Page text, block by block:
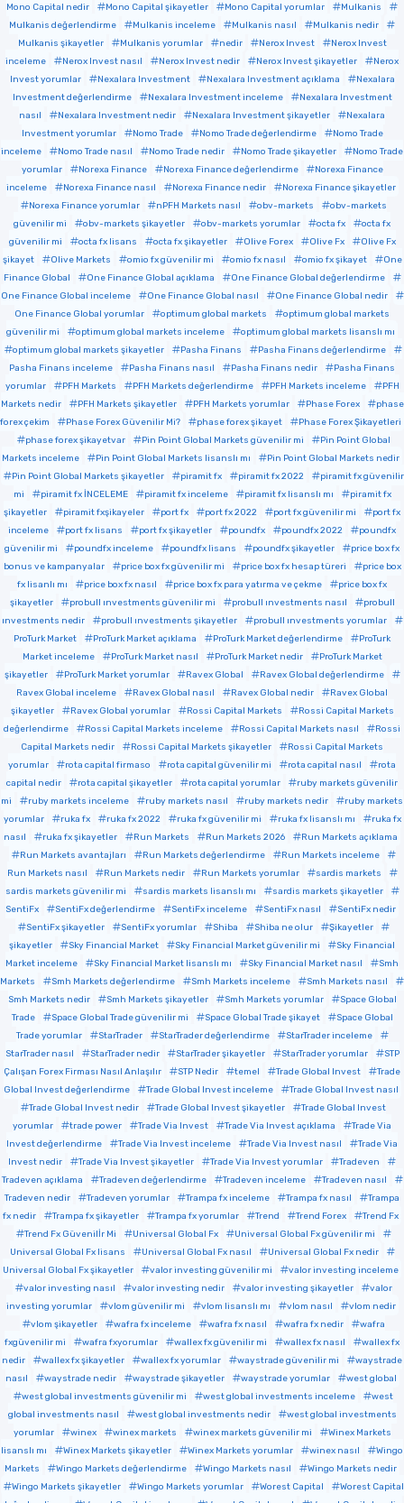
Mono Capital nedir
Mono Capital şikayetler Mono Capital yorumlar
Mulkanis
Mulkanis değerlendirme
Mulkanis inceleme Mulkanis nasıl
Mulkanis nedir
Mulkanis şikayetler
Mulkanis yorumlar nedir Nerox Invest
Nerox Invest
inceleme
Nerox Invest nasıl Nerox Invest nedir Nerox Invest şikayetler
Nerox
Invest yorumlar
Nexalara Investment Nexalara Investment açıklama
Nexalara
Investment değerlendirme
Nexalara Investment inceleme
Nexalara Investment
nasıl
Nexalara Investment nedir Nexalara Investment şikayetler
Nexalara
Investment yorumlar
Nomo Trade Nomo Trade değerlendirme
Nomo Trade
inceleme
Nomo Trade nasıl Nomo Trade nedir Nomo Trade şikayetler
Nomo Trade
yorumlar
Norexa Finance Norexa Finance değerlendirme
Norexa Finance
inceleme
Norexa Finance nasıl Norexa Finance nedir
Norexa Finance şikayetler
Norexa Finance yorumlar
nPFH Markets nasıl obv-markets
obv-markets
güvenilir mi
obv-markets şikayetler obv-markets yorumlar octa fx
octa fx
güvenilir mi
octa fx lisans octa fx şikayetler Olive Forex Olive Fx
Olive Fx
şikayet
Olive Markets omio fx güvenilir mi omio fx nasıl omio fx şikayet
One
Finance Global
One Finance Global açıklama
One Finance Global değerlendirme
One Finance Global inceleme
One Finance Global nasıl
One Finance Global nedir
One Finance Global yorumlar
optimum global markets
optimum global markets
güvenilir mi
optimum global markets inceleme
optimum global markets lisanslı mı
optimum global markets şikayetler
Pasha Finans
Pasha Finans değerlendirme
Pasha Finans inceleme
Pasha Finans nasıl Pasha Finans nedir
Pasha Finans
yorumlar
PFH Markets PFH Markets değerlendirme PFH Markets inceleme
PFH
Markets nedir
PFH Markets şikayetler PFH Markets yorumlar Phase Forex
phase
forex çekim
Phase Forex Güvenilir Mi? phase forex şikayet
Phase Forex Şikayetleri
phase forex şikayetvar
Pin Point Global Markets güvenilir mi
Pin Point Global
Markets inceleme
Pin Point Global Markets lisanslı mı
Pin Point Global Markets nedir
Pin Point Global Markets şikayetler
piramit fx piramit fx 2022
piramit fx güvenilir
mi
piramit fx İNCELEME piramit fx inceleme piramit fx lisanslı mı
piramit fx
şikayetler
piramit fxşikayeler port fx port fx 2022 port fx güvenilir mi
port fx
inceleme
port fx lisans port fx şikayetler poundfx poundfx 2022
poundfx
güvenilir mi
poundfx inceleme poundfx lisans poundfx şikayetler
price box fx
bonus ve kampanyalar
price box fx güvenilir mi price box fx hesap türeri
price box
fx lisanlı mı
price box fx nasıl price box fx para yatırma ve çekme
price box fx
şikayetler
probull ınvestments güvenilir mi probull ınvestments nasıl
probull
ınvestments nedir
probull ınvestments şikayetler
probull ınvestments yorumlar
ProTurk Market
ProTurk Market açıklama ProTurk Market değerlendirme
ProTurk
Market inceleme
ProTurk Market nasıl ProTurk Market nedir
ProTurk Market
şikayetler
ProTurk Market yorumlar Ravex Global
Ravex Global değerlendirme
Ravex Global inceleme
Ravex Global nasıl Ravex Global nedir
Ravex Global
şikayetler
Ravex Global yorumlar Rossi Capital Markets
Rossi Capital Markets
değerlendirme
Rossi Capital Markets inceleme Rossi Capital Markets nasıl
Rossi
Capital Markets nedir
Rossi Capital Markets şikayetler
Rossi Capital Markets
yorumlar
rota capital firmaso rota capital güvenilir mi rota capital nasıl
rota
capital nedir
rota capital şikayetler rota capital yorumlar
ruby markets güvenilir
mi
ruby markets inceleme ruby markets nasıl ruby markets nedir
ruby markets
yorumlar
ruka fx ruka fx 2022 ruka fx güvenilir mi ruka fx lisanslı mı
ruka fx
nasıl
ruka fx şikayetler Run Markets Run Markets 2026
Run Markets açıklama
Run Markets avantajları
Run Markets değerlendirme
Run Markets inceleme
Run Markets nasıl
Run Markets nedir Run Markets yorumlar
sardis markets
sardis markets güvenilir mi
sardis markets lisanslı mı
sardis markets şikayetler
SentiFx
SentiFx değerlendirme SentiFx inceleme SentiFx nasıl
SentiFx nedir
SentiFx şikayetler
SentiFx yorumlar Shiba Shiba ne olur
Şikayetler
şikayetler
Sky Financial Market Sky Financial Market güvenilir mi
Sky Financial
Market inceleme
Sky Financial Market lisanslı mı Sky Financial Market nasıl
Smh
Markets
Smh Markets değerlendirme Smh Markets inceleme
Smh Markets nasıl
Smh Markets nedir
Smh Markets şikayetler Smh Markets yorumlar
Space Global
Trade
Space Global Trade güvenilir mi Space Global Trade şikayet
Space Global
Trade yorumlar
StarTrader StarTrader değerlendirme
StarTrader inceleme
StarTrader nasıl
StarTrader nedir StarTrader şikayetler StarTrader yorumlar
STP
Çalışan Forex Firması Nasıl Anlaşılır
STP Nedir temel Trade Global Invest
Trade
Global Invest değerlendirme
Trade Global Invest inceleme
Trade Global Invest nasıl
Trade Global Invest nedir
Trade Global Invest şikayetler
Trade Global Invest
yorumlar
trade power Trade Via Invest Trade Via Invest açıklama
Trade Via
Invest değerlendirme
Trade Via Invest inceleme Trade Via Invest nasıl
Trade Via
Invest nedir
Trade Via Invest şikayetler Trade Via Invest yorumlar
Tradeven
Tradeven açıklama
Tradeven değerlendirme Tradeven inceleme
Tradeven nasıl
Tradeven nedir
Tradeven yorumlar Trampa fx inceleme Trampa fx nasıl
Trampa
fx nedir
Trampa fx şikayetler Trampa fx yorumlar Trend Trend Forex
Trend Fx
Trend Fx Güvenilİr Mi
Universal Global Fx
Universal Global Fx güvenilir mi
Universal Global Fx lisans
Universal Global Fx nasıl
Universal Global Fx nedir
Universal Global Fx şikayetler
valor investing güvenilir mi
valor investing inceleme
valor investing nasıl
valor investing nedir valor investing şikayetler
valor
investing yorumlar
vlom güvenilir mi vlom lisanslı mı vlom nasıl
vlom nedir
vlom şikayetler
wafra fx inceleme wafra fx nasıl wafra fx nedir
wafra
fxgüvenilir mi
wafra fxyorumlar wallex fx güvenilir mi wallex fx nasıl
wallex fx
nedir
wallex fx şikayetler wallex fx yorumlar waystrade güvenilir mi
waystrade
nasıl
waystrade nedir waystrade şikayetler waystrade yorumlar
west global
west global investments güvenilir mi
west global investments inceleme
west
global investments nasıl
west global investments nedir
west global investments
yorumlar
winex winex markets winex markets güvenilir mi
Winex Markets
lisanslı mı
Winex Markets şikayetler Winex Markets yorumlar winex nasıl
Wingo
Markets
Wingo Markets değerlendirme Wingo Markets nasıl
Wingo Markets nedir
Wingo Markets şikayetler
Wingo Markets yorumlar Worest Capital
Worest Capital